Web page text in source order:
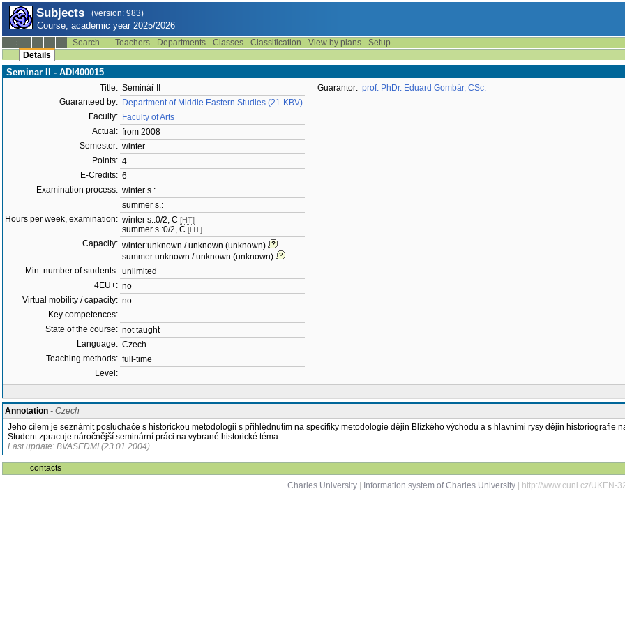
Subjects (version: 983)
Course, academic year 2025/2026
--:-- Search ... Teachers Departments Classes Classification View by plans
Setup
Details
Seminar II - ADI400015
Title: Seminář II
Guaranteed by: Department of Middle Eastern Studies (21-KBV)
Faculty: Faculty of Arts
Actual: from 2008
Semester: winter
Points: 4
E-Credits: 6
Examination process: winter s.:
summer s.:
Hours per week, examination: winter s.:0/2, C [HT]
summer s.:0/2, C [HT]
Capacity: winter:unknown / unknown (unknown)
summer:unknown / unknown (unknown)
Min. number of students: unlimited
4EU+: no
Virtual mobility / capacity: no
Key competences:
State of the course: not taught
Language: Czech
Teaching methods: full-time
Level:
Guarantor: prof. PhDr. Eduard Gombár, CSc.
Annotation - Czech
Jeho cílem je seznámit posluchače s historickou metodologií s přihlédnutím na specifiky metodologie dějin Blízkého východu a s hlavními rysy dějin historiografie
Student zpracuje náročnější seminární práci na vybrané historické téma.
Last update: BVASEDMI (23.01.2004)
contacts
Charles University
Information system of Charles University | http://www.cuni.cz/UKEN-